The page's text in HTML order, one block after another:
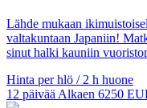
Lähde mukaan
valtakuntaan Japaniin!
sinut halki kauniin
Hinta per hlö / 2 h huone
12 päivää Alkaen 6250